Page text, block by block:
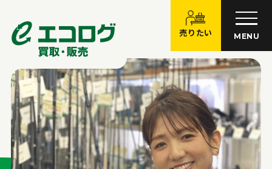
売りたい MENU